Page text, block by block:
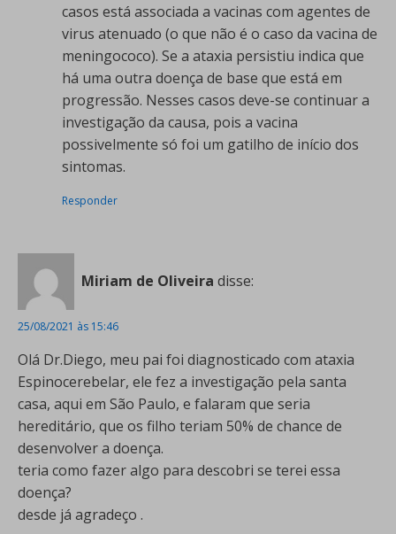
casos está associada a vacinas com agentes de
virus atenuado (o que não é o caso da vacina de
meningococo). Se a ataxia persistiu indica que
há uma outra doença de base que está em
progressão. Nesses casos deve-se continuar a
investigação da causa, pois a vacina
possivelmente só foi um gatilho de início dos
sintomas.
Responder
Miriam de Oliveira disse:
25/08/2021 às 15:46
Olá Dr.Diego, meu pai foi diagnosticado com ataxia
Espinocerebelar, ele fez a investigação pela santa
casa, aqui em São Paulo, e falaram que seria
hereditário, que os filho teriam 50% de chance de
desenvolver a doença.
teria como fazer algo para descobri se terei essa
doença?
desde já agradeço .